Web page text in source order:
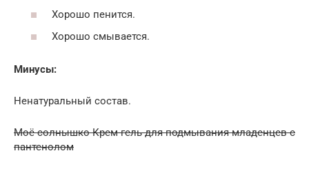
Хорошо пенится.
Хорошо смывается.
Минусы:
Ненатуральный состав.
Моё солнышко Крем-гель для подмывания младенцев с
пантенолом